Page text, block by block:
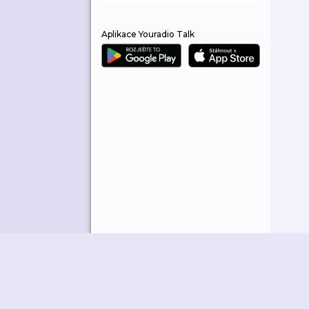
Aplikace Youradio Talk